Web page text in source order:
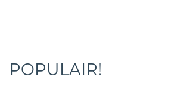
POPULAIR!